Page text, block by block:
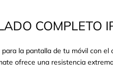
COMPLETO
la pantalla de tu móvil con
ofrece una resistencia